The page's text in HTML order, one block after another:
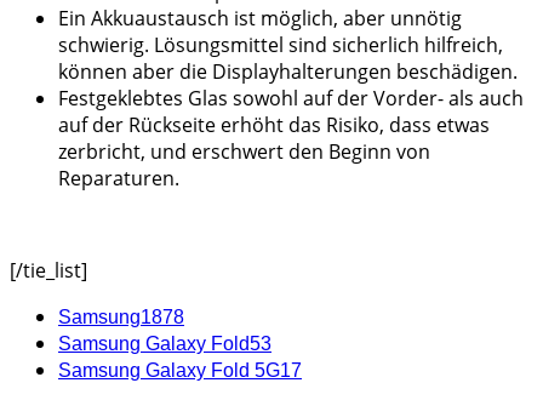
Ein Akkuaustausch ist möglich, aber unnötig
schwierig. Lösungsmittel sind sicherlich hilfreich,
können aber die Displayhalterungen beschädigen.
Festgeklebtes Glas sowohl auf der Vorder- als auch
auf der Rückseite erhöht das Risiko, dass etwas
zerbricht, und erschwert den Beginn von
Reparaturen.
[/tie_list]
Samsung1878
Samsung Galaxy Fold53
Samsung Galaxy Fold 5G17